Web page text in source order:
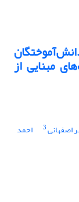
مبنایی از
اصفهانی3 احمد